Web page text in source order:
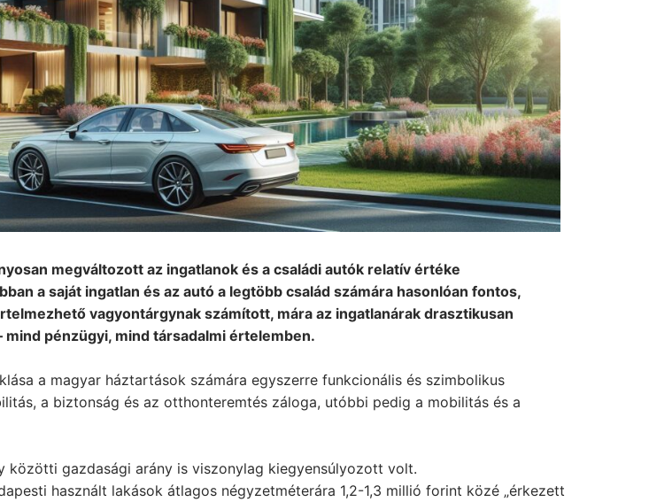
megváltozott az ingatlanok és a családi autók relatív értéke
a saját ingatlan és az autó a legtöbb család számára hasonlóan fontos,
vagyontárgynak számított, mára az ingatlanárak drasztikusan
pénzügyi, mind társadalmi értelemben.
a magyar háztartások számára egyszerre funkcionális és szimbolikus
a biztonság és az otthonteremtés záloga, utóbbi pedig a mobilitás és a
közötti gazdasági arány is viszonylag kiegyensúlyozott volt.
használt lakások átlagos négyzetméterára 1,2-1,3 millió forint közé „érkezett